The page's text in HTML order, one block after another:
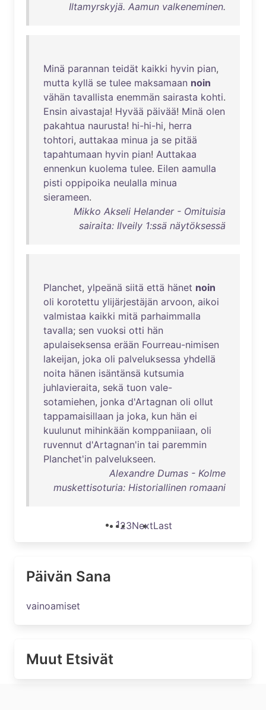
Iltamyrskyjä. Aamun valkeneminen.
Minä parannan teidät kaikki hyvin pian,
mutta kyllä se tulee maksamaan noin
vähän tavallista enemmän sairasta kohti.
Ensin aivastaja! Hyvää päivää! Minä olen
pakahtua naurusta! hi-hi-hi, herra
tohtori, auttakaa minua ja se pitää
tapahtumaan hyvin pian! Auttakaa
ennenkun kuolema tulee. Eilen aamulla
pisti oppipoika neulalla minua
sierameen.
Mikko Akseli Helander - Omituisia
sairaita: Ilveily 1:ssä näytöksessä
Planchet, ylpeänä siitä että hänet noin
oli korotettu ylijärjestäjän arvoon, aikoi
valmistaa kaikki mitä parhaimmalla
tavalla; sen vuoksi otti hän
apulaiseksensa erään Fourreau-nimisen
lakeijan, joka oli palveluksessa yhdellä
noita hänen isäntänsä kutsumia
juhlavieraita, sekä tuon vale-
sotamiehen, jonka d'Artagnan oli ollut
tappamaisillaan ja joka, kun hän ei
kuulunut mihinkään komppaniiaan, oli
ruvennut d'Artagnan'in tai paremmin
Planchet'in palvelukseen.
Alexandre Dumas - Kolme
muskettisoturia: Historiallinen romaani
123NextLast
Päivän Sana
vainoamiset
Muut Etsivät